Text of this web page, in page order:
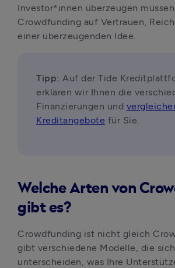
Investor*innen überzeugen
Crowdfunding auf Vertrauen,
einer überzeugenden Idee.
Tipp: Auf der Tide
erklären wir Ihnen die
Finanzierungen und
Kreditangebote für Sie.
Welche Arten von
gibt es?
Crowdfunding ist nicht gleich
gibt verschiedene Modelle, die
unterscheiden, was Ihre